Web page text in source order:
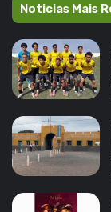
Noticias Mais